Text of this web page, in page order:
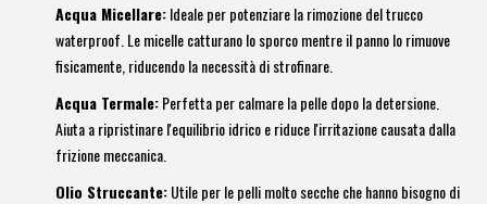
Acqua Micellare:Ideale per potenziare la rimozione del trucco
waterproof. Le micelle catturano lo sporco mentre il panno lo rimuove
fisicamente, riducendo la necessità di strofinare.
Acqua Termale:Perfetta per calmare la pelle dopo la detersione.
Aiuta a ripristinare l'equilibrio idrico e riduce l'irritazione causata dalla
frizione meccanica.
Olio Struccante:Utile per le pelli molto secche che hanno bisogno di